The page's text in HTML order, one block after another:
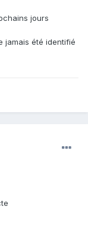
jours
jamais été identifié